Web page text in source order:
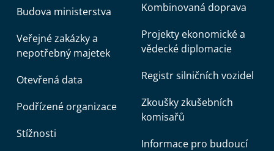
Budova ministerstva
Veřejné zakázky a
nepotřebný majetek
Otevřená data
Podřízené organizace
Stížnosti
Kombinovaná doprava
Projekty ekonomické a
vědecké diplomacie
Registr silničních vozidel
Zkoušky zkušebních
komisařů
Informace pro budoucí